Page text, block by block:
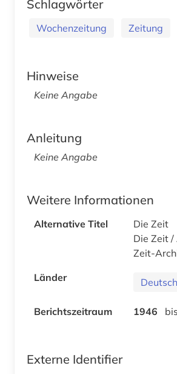
Schlagwörter
Wochenzeitung Zeitung
Hinweise
Keine Angabe
Anleitung
Keine Angabe
Weitere Informationen
Alternative Titel
Die Zeit
Die Zeit /
Zeit-
Länder
Berichtszeitraum 1946 bis
Externe Identifier